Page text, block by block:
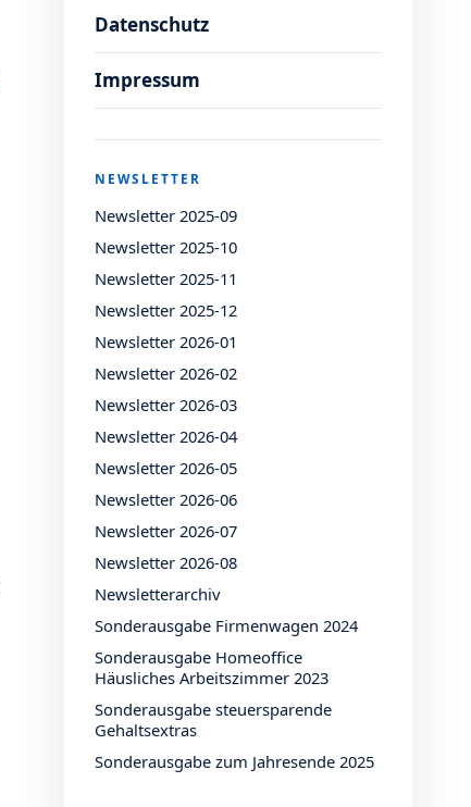
Datenschutz
Impressum
NEWSLETTER
Newsletter 2025-09
Newsletter 2025-10
Newsletter 2025-11
Newsletter 2025-12
Newsletter 2026-01
Newsletter 2026-02
Newsletter 2026-03
Newsletter 2026-04
Newsletter 2026-05
Newsletter 2026-06
Newsletter 2026-07
Newsletter 2026-08
Newsletterarchiv
Sonderausgabe Firmenwagen 2024
Sonderausgabe Homeoffice
Häusliches Arbeitszimmer 2023
Sonderausgabe steuersparende
Gehaltsextras
Sonderausgabe zum Jahresende 2025